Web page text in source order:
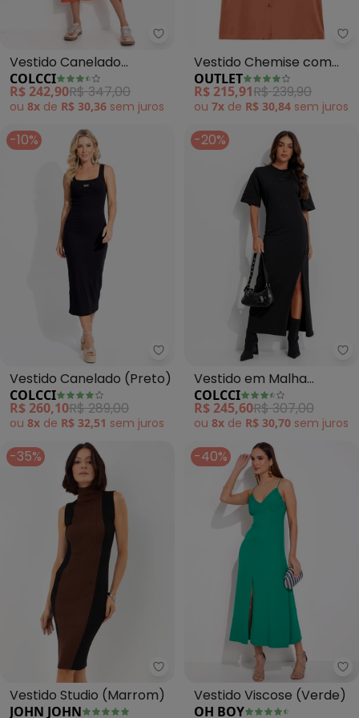
Colcci - Vestido Canelado
Vestido Canelado
(Laranja)
COLCCI
R$ 242,90R$ 347,00
ou 8x de R$ 30,36 sem juros
Vestido Chemise com
Faixa Adulto Feminino
(Marrom)
OUTLET
R$ 215,91R$ 239,90
ou 7x de R$ 30,84 sem juros
-10%
Colcci - Vestido Canelado
Vestido Canelado (Preto)
COLCCI
R$ 260,10R$ 289,00
ou 8x de R$ 32,51 sem juros
-20%
Vestido em Malha
(Preto)
COLCCI
R$ 245,60R$ 307,00
ou 8x de R$ 30,70 sem juros
-35%
John John - Vestido Studio
Vestido Studio (Marrom)
JOHN JOHN
-40%
Vestido Viscose (Verde)
OH BOY